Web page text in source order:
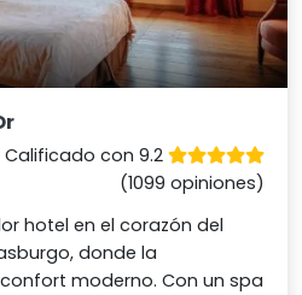
Calificado con 9.2
(1099 opiniones)
hotel en el corazón del
donde la
moderno. Con un spa